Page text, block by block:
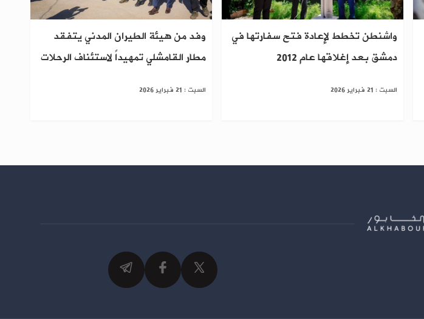
واشنطن تخطط لإعادة فتح سفارتها في
دمشق بعد إغلاقها عام 2012
السبت : 21 فبراير 2026
وفد من هيئة الطيران المدني يتفقد
مطار القامشلي تمهيداً لاستئناف الرحلات
السبت : 21 فبراير 2026